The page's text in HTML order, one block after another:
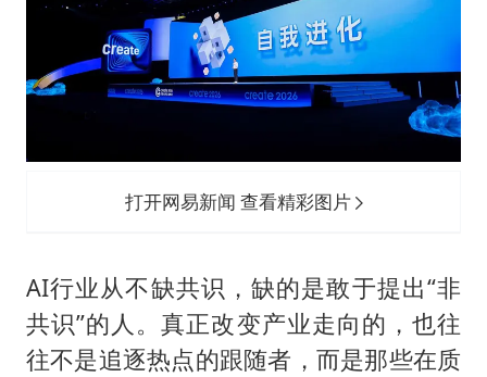
首次证实！“胶球”存在
感觉全东北都在等7号
泰国一女公务员妆容引争议 本人回应
U17国足1分钟轰2球
奋进开新局 实干挑大梁
打开网易新闻 查看精彩图片
AI行业从不缺共识，缺的是敢于提出“非
共识”的人。真正改变产业走向的，也往
往不是追逐热点的跟随者，而是那些在质